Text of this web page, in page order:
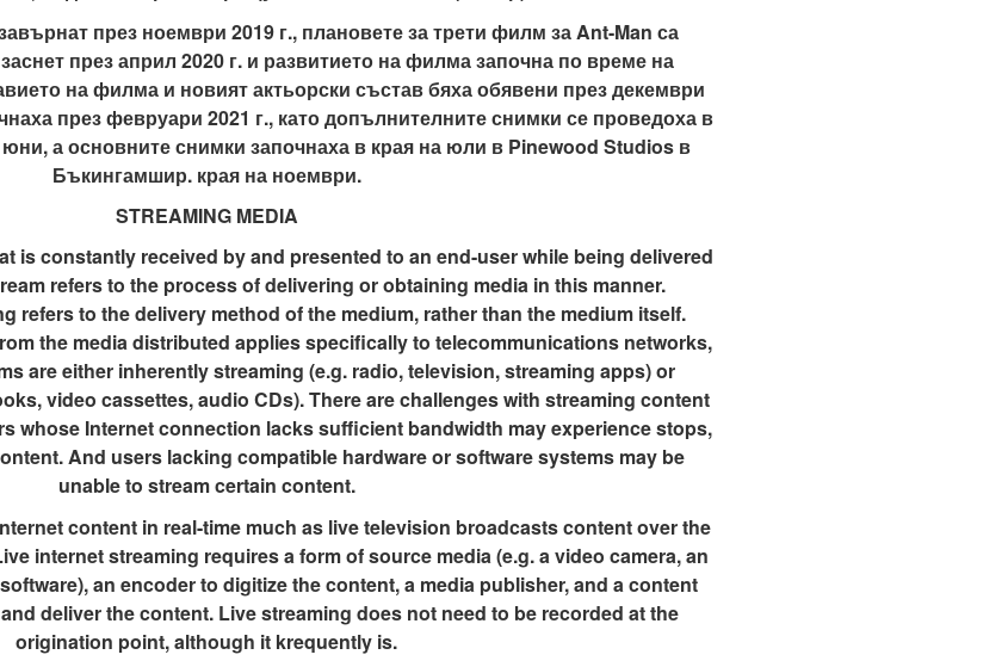
през ноември 2019 г., плановете за трети филм за Ant-Man са
през април 2020 г. и развитието на филма започна по време на
на филма и новият актьорски състав бяха обявени през декември
през февруари 2021 г., като допълнителните снимки се проведоха в
а основните снимки започнаха в края на юли в Pinewood Studios в
Бъкингамшир. края на ноември.
STREAMING MEDIA
is constantly received by and presented to an end-user while being delivered
refers to the process of delivering or obtaining media in this manner.
refers to the delivery method of the medium, rather than the medium itself.
the media distributed applies specifically to telecommunications networks,
are either inherently streaming (e.g. radio, television, streaming apps) or
video cassettes, audio CDs). There are challenges with streaming content
whose Internet connection lacks sufficient bandwidth may experience stops,
And users lacking compatible hardware or software systems may be
unable to stream certain content.
content in real-time much as live television broadcasts content over the
internet streaming requires a form of source media (e.g. a video camera, an
an encoder to digitize the content, a media publisher, and a content
deliver the content. Live streaming does not need to be recorded at the
origination point, although it krequently is.